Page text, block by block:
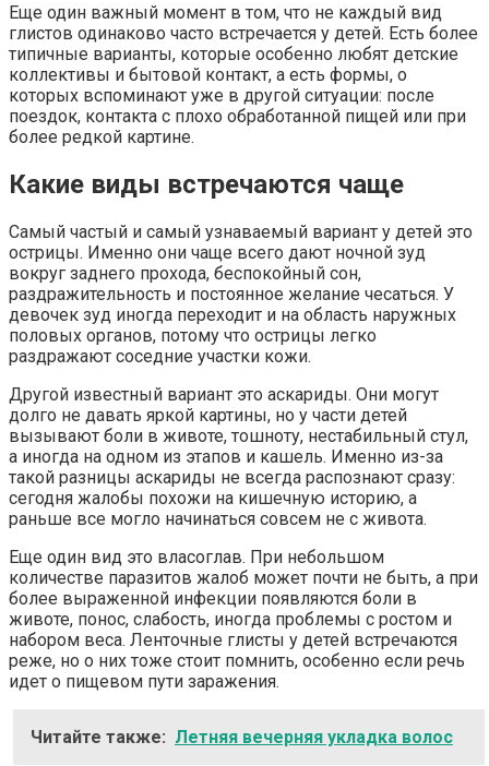
Еще один важный момент в том, что не каждый вид
глистов одинаково часто встречается у детей. Есть более
типичные варианты, которые особенно любят детские
коллективы и бытовой контакт, а есть формы, о
которых вспоминают уже в другой ситуации: после
поездок, контакта с плохо обработанной пищей или при
более редкой картине.
Какие виды встречаются чаще
Самый частый и самый узнаваемый вариант у детей это
острицы. Именно они чаще всего дают ночной зуд
вокруг заднего прохода, беспокойный сон,
раздражительность и постоянное желание чесаться. У
девочек зуд иногда переходит и на область наружных
половых органов, потому что острицы легко
раздражают соседние участки кожи.
Другой известный вариант это аскариды. Они могут
долго не давать яркой картины, но у части детей
вызывают боли в животе, тошноту, нестабильный стул,
а иногда на одном из этапов и кашель. Именно из-за
такой разницы аскариды не всегда распознают сразу:
сегодня жалобы похожи на кишечную историю, а
раньше все могло начинаться совсем не с живота.
Еще один вид это власоглав. При небольшом
количестве паразитов жалоб может почти не быть, а при
более выраженной инфекции появляются боли в
животе, понос, слабость, иногда проблемы с ростом и
набором веса. Ленточные глисты у детей встречаются
реже, но о них тоже стоит помнить, особенно если речь
идет о пищевом пути заражения.
Читайте также: Летняя вечерняя укладка волос